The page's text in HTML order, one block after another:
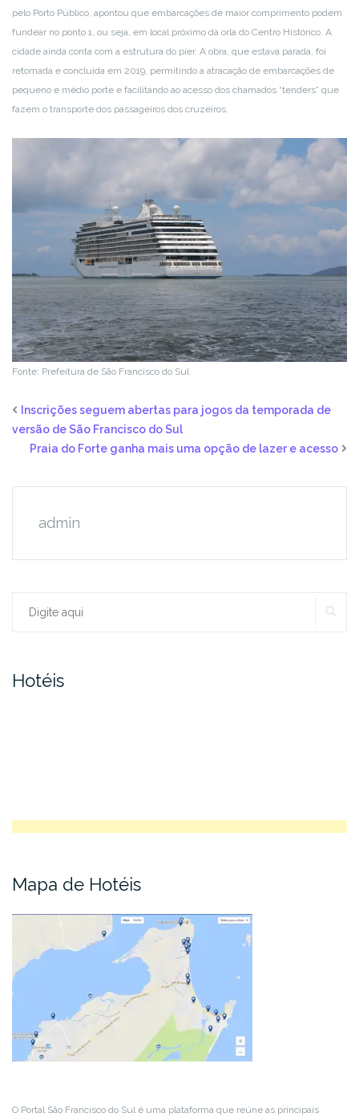
pelo Porto Público, apontou que embarcações de maior comprimento podem
fundear no ponto 1, ou seja, em local próximo da orla do Centro Histórico. A
cidade ainda conta com a estrutura do píer. A obra, que estava parada, foi
retomada e concluída em 2019, permitindo a atracação de embarcações de
pequeno e médio porte e facilitando ao acesso dos chamados “tenders” que
fazem o transporte dos passageiros dos cruzeiros.
Fonte: Prefeitura de São Francisco do Sul
Inscrições seguem abertas para jogos da temporada de
versão de São Francisco do Sul
Praia do Forte ganha mais uma opção de lazer e acesso
admin
Procurar:
Hotéis
Mapa de Hotéis
O Portal São Francisco do Sul é uma plataforma que reúne as principais